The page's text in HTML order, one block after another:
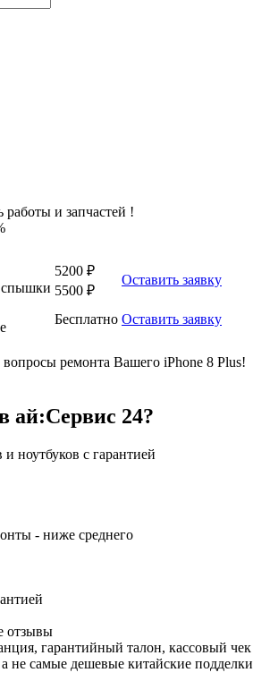
и запчастей !
5200 ₽
5500 ₽
Оставить заявку
Бесплатно Оставить заявку
ремонта Вашего iPhone 8 Plus!
ай:Сервис 24?
- ниже среднего
отзывы
гарантийный талон, кассовый чек
не самые дешевые китайские подделки